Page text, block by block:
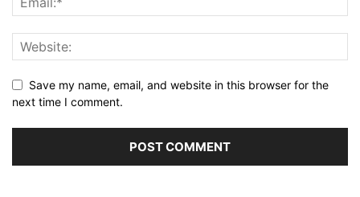
Save my name, email, and website in this browser for the
next time I comment.